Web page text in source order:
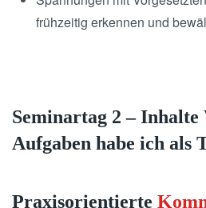
frühzeitig erkennen und
Seminartag 2 – Inhalte
Aufgaben habe ich als
Praxisorientierte